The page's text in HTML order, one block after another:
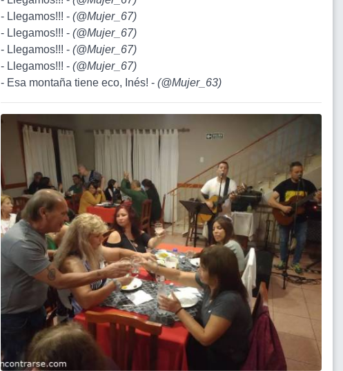
- Llegamos!!! - (@Mujer_67)
- Llegamos!!! - (@Mujer_67)
- Llegamos!!! - (@Mujer_67)
- Llegamos!!! - (@Mujer_67)
- Esa montaña tiene eco, Inés! - (@Mujer_63)